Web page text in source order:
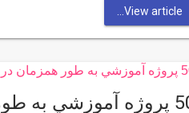
View article...
در خراسان شمالي افتتاح شد